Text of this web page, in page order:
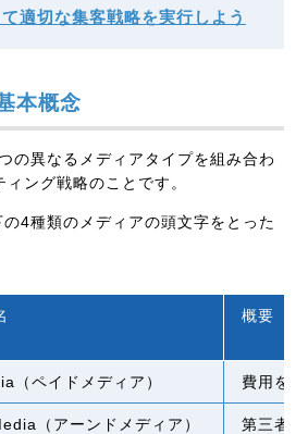
適切な集客戦略を実行しよう
本概念
の異なるメディアタイプを組み合わ
ング戦略のことです。
4種類のメディアの頭文字をとった
概要
（ペイドメディア） 費用を
（アーンドメディア） 第三者